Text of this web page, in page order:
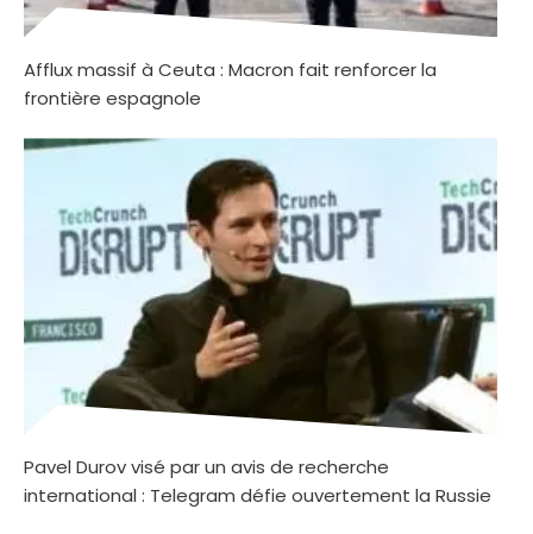
Afflux massif à Ceuta : Macron fait renforcer la
frontière espagnole
Pavel Durov visé par un avis de recherche
international : Telegram défie ouvertement la Russie